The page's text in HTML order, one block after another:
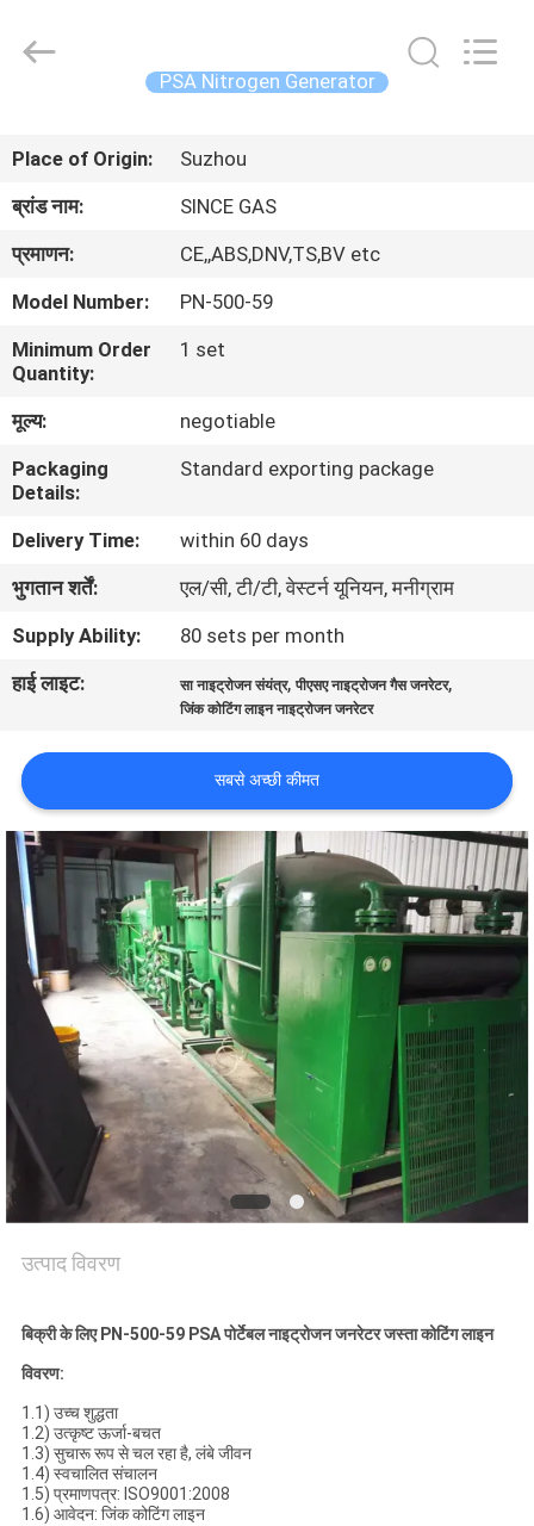
उत्पादों
में
कारखाना
दौरा
गुणवत्ता
नियंत्रण
हमसे
करें
समाचार
मामले
उद्धरण
मांगें
NEWS
SITEMAP
गोपनीयता
Technology
Co.,Ltd.
PSA Nitrogen Generator
Place of Origin:
Suzhou
ब्रांड नाम:
SINCE GAS
प्रमाणन:
CE,,ABS,DNV,TS,BV etc
Model Number:
PN-500-59
Minimum Order
Quantity:
1 set
मूल्य:
negotiable
Packaging
Details:
Standard exporting package
Delivery Time:
within 60 days
भुगतान शर्तें:
एल/सी, टी/टी, वेस्टर्न यूनियन, मनीग्राम
Supply Ability:
80 sets per month
हाई लाइट:
सा नाइट्रोजन संयंत्र,पीएसए नाइट्रोजन गैस जनरेटर,
जिंक कोटिंग लाइन नाइट्रोजन जनरेटर
सबसे अच्छी कीमत
उत्पाद विवरण
बिक्री के लिए PN-500-59 PSA पोर्टेबल नाइट्रोजन जनरेटर जस्ता कोटिंग लाइन
विवरण:
1.1) उच्च शुद्धता
1.2) उत्कृष्ट ऊर्जा-बचत
1.3) सुचारू रूप से चल रहा है, लंबे जीवन
1.4) स्वचालित संचालन
1.5) प्रमाणपत्र: ISO9001:2008
1.6) आवेदन: जिंक कोटिंग लाइन